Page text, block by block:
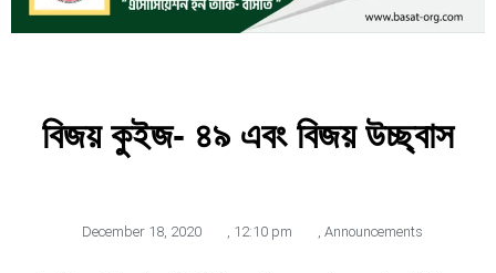
বিজয় কুইজ- ৪৯ এবং বিজয় উচ্ছ্বাস
December 18, 2020 12:10 pm Announcements